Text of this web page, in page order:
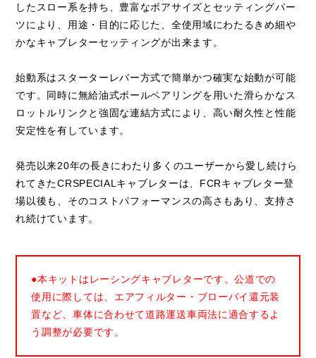
したスロー系を持ち、豊富なボアサイズとセッティングパー
ツにより、用途・目的に応じた、全使用域にわたるきめ細や
かなキャブレターセッティングが出来ます。
始動系はスターターレバー方式で簡単かつ確実な始動が可能
です。同時に無給油式ボールベアリングを用いた滑らかなス
ロットルリンクと強固な連結方式により、高い耐久性と性能
安定性を有しています。
発売以来20年の長きにわたり多くのユーザーから愛し続けら
れてきたCRSPECIALキャブレターは、FCRキャブレター登
場以後も、そのコストパフォーマンスの高さもあり、支持さ
れ続けています。
●本キットはレーシングキャブレターです。公道での
使用に際しては、エアフィルター・ブローバイ還元装
置など、車体に合わせて道路運送車両法に適合するよ
う調整が必要です。